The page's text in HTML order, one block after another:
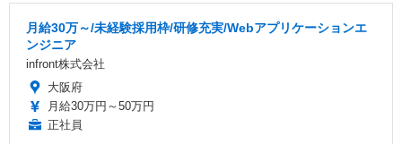
月給30万～/未経験採用枠/研修充実/Webアプリケーションエ
ンジニア
infront株式会社
大阪府
月給30万円～50万円
正社員